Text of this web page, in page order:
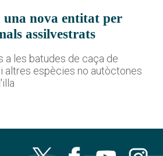
una nova entitat per
assilvestrats
a les batudes de caça de
altres espècies no autòctones